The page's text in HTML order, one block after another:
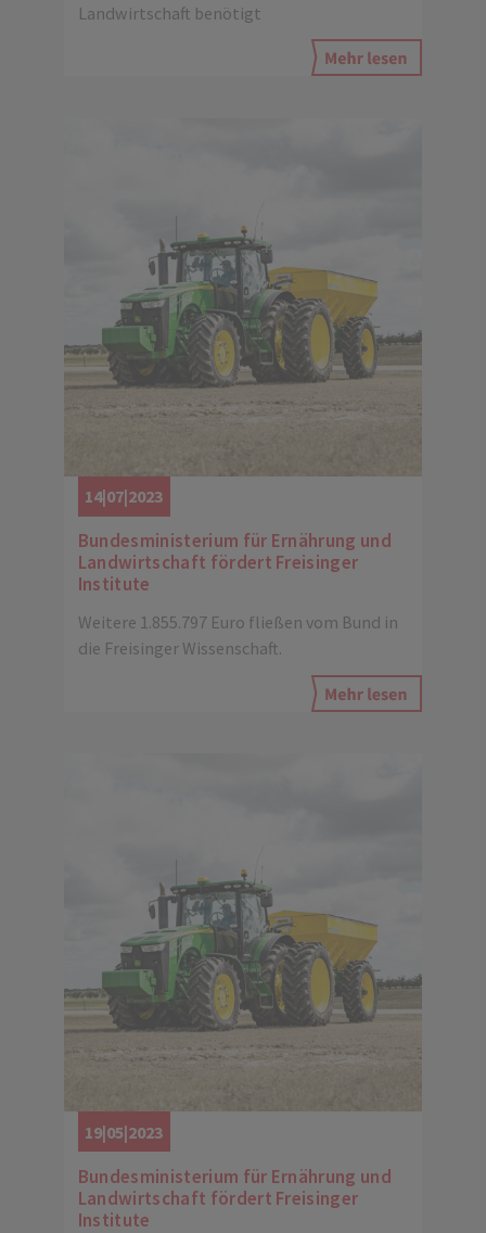
Landwirtschaft benötigt
14|07|2023
Bundesministerium für Ernährung und
Landwirtschaft fördert Freisinger
Institute
Weitere ‭1.855.797‬ Euro fließen vom Bund in
die Freisinger Wissenschaft.
19|05|2023
Bundesministerium für Ernährung und
Landwirtschaft fördert Freisinger
Institute